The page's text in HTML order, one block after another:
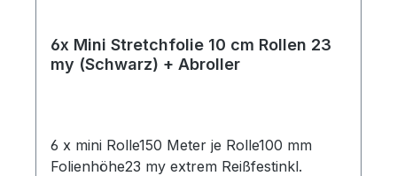
6x Mini Stretchfolie 10 cm Rollen 23
my (Schwarz) + Abroller
6 x mini Rolle150 Meter je Rolle100 mm
Folienhöhe23 my extrem Reißfestinkl.